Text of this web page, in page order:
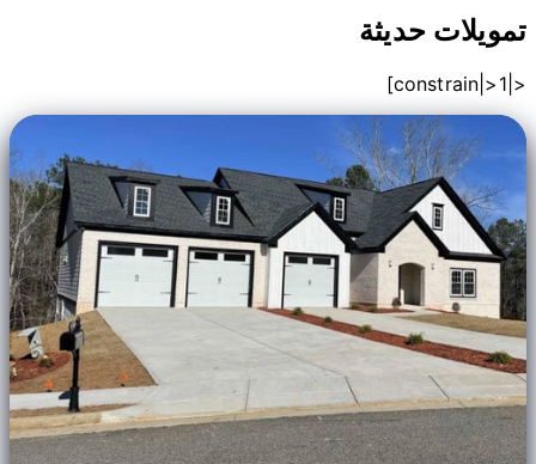
تمويلات حديثة
<|constrain|>1]